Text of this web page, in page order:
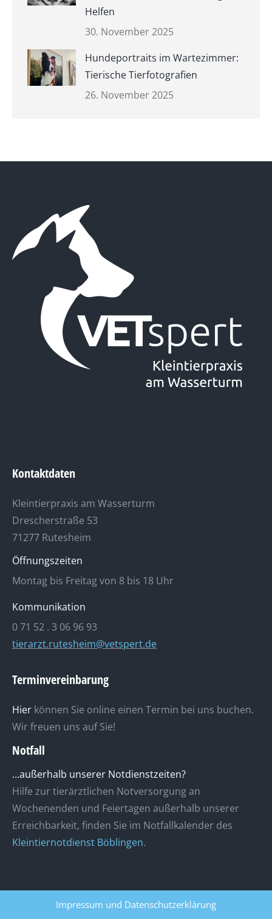
Helfen
30. November 2025
Hundeportraits im Wartezimmer:
Tierische Tierfotografien
26. November 2025
Kontaktdaten
Kleintierpraxis am Wasserturm
Drescherstraße 53
71277 Rutesheim
Öffnungszeiten
Montag bis Freitag von 8 bis 18 Uhr
Kommunikation
0 71 52 . 3 06 96 93
tierarzt.rutesheim@vetspert.de
Terminvereinbarung
Hier können Sie online einen Termin bei uns buchen.
Wir freuen uns auf Sie!
Notfall
…außerhalb unserer Notdienstzeiten?
Hilfe zur tierärztlichen Notversorgung an
Wochenenden und Feiertagen außerhalb unserer
Erreichbarkeit, finden Sie im Notfallkalender des
Kleintiernotdienst Böblingen.
Impressum und Datenschutzerklärung